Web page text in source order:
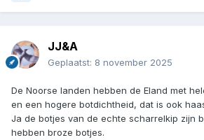
JJ&A
Geplaatst: 8 november 2025
De Noorse landen hebben de Eland met
en een hogere botdichtheid, dat is ook
Ja de botjes van de echte scharrelkip zijn
hebben broze botjes.